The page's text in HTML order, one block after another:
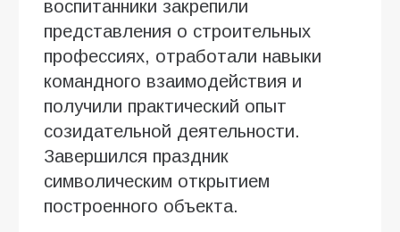
воспитанники закрепили
представления о строительных
профессиях, отработали навыки
командного взаимодействия и
получили практический опыт
созидательной деятельности.
Завершился праздник
символическим открытием
построенного объекта.